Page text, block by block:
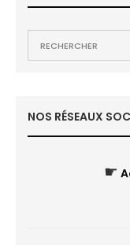
NOS RÉSEAUX
☛